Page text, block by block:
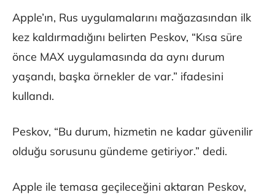
Apple’ın, Rus uygulamalarını mağazasından ilk
kez kaldırmadığını belirten Peskov, “Kısa süre
önce MAX uygulamasında da aynı durum
yaşandı, başka örnekler de var.” ifadesini
kullandı.
Peskov, “Bu durum, hizmetin ne kadar güvenilir
olduğu sorusunu gündeme getiriyor.” dedi.
Apple ile temasa geçileceğini aktaran Peskov,